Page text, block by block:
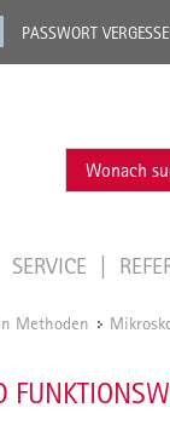
PASSWORT
SERVICE
Methoden /